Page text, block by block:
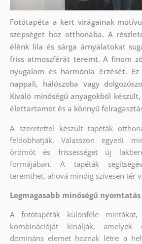
Fotótapéta a kert virágainak
szépséget hoz otthonába. A
élénk lila és sárga árnyalatokat
friss atmoszférát teremt. A finom
nyugalom és harmónia érzését.
nappali, hálószoba vagy
Kiváló minőségű anyagokból
élettartamot és a könnyű
A szeretettel készült tapéták
feldobhatják. Válasszon egyedi
örömöt és frissességet új
formájában. A tapéták
teremthet, ahová mindig szívesen tér
Legmagasabb minőségű nyomtatás
A fotótapéták különféle
kombinációját kínálják,
domináns elemet hoznak létre a